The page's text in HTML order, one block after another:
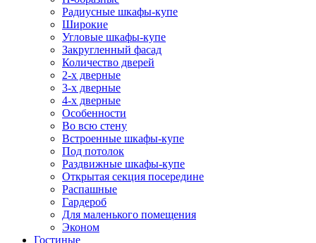
Радиусные шкафы-купе
Широкие
Угловые шкафы-купе
Закругленный фасад
Количество дверей
2-х дверные
3-х дверные
4-х дверные
Особенности
Во всю стену
Встроенные шкафы-купе
Под потолок
Раздвижные шкафы-купе
Открытая секция посередине
Распашные
Гардероб
Для маленького помещения
Эконом
Гостиные